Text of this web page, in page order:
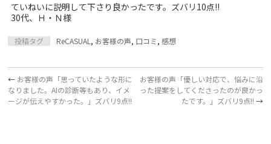
ていねいに説明して下さり良かったです。ズバリ10点!!
30代、Ｈ・Ｎ様
投稿タグ ReCASUAL, お客様の声, 口コミ,感想
← お客様の声「思っていたような形に
なりました。AIの診断等もあり、イメ
ージが伝えやすかった。」ズバリ9点!!
お客様の声「優しい対応で、悩みに沿
った提案をしてくださったのが良かっ
たです。」ズバリ9点!! →